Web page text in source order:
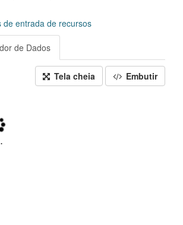
de entrada de recursos
de Dados
Tela cheia Embutir